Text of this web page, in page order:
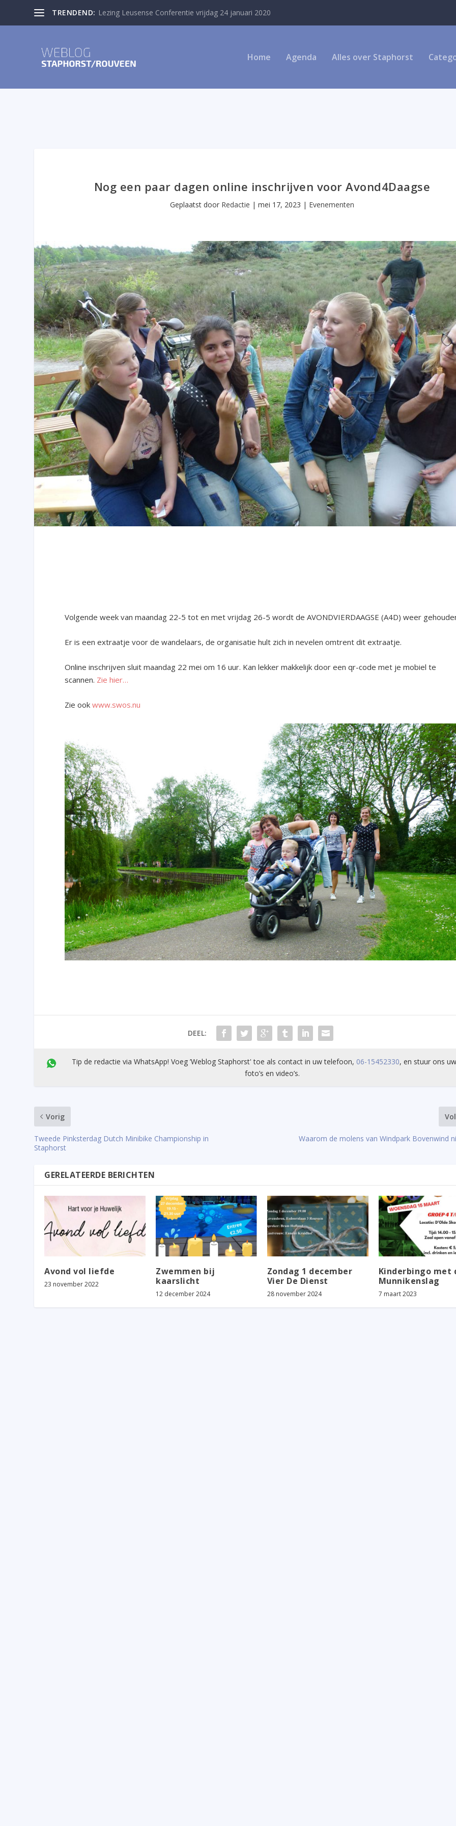
TRENDEND: Lezing Leusense Conferentie vrijdag 24 januari 2020
Home Agenda Alles over Staphorst
Nog een paar dagen online inschrijven voor Avond4Daagse
Geplaatst door Redactie | mei 17, 2023 | Evenementen
Volgende week van maandag 22-5 tot en met vrijdag 26-5 wordt de AVONDVIERDAAGSE (A4D) weer
Er is een extraatje voor de wandelaars, de organisatie hult zich in nevelen omtrent dit extraatje.
Online inschrijven sluit maandag 22 mei om 16 uur. Kan lekker makkelijk door een qr-code met je mobiel te
scannen. Zie hier…
Zie ookwww.swos.nu
DEEL:
Tip de redactie via WhatsApp! Voeg ’Weblog Staphorst' toe als contact in uw telefoon, 06-15452330, en stuur ons
foto’s en video’s.
Vorig
Tweede Pinksterdag Dutch Minibike Championship in
Staphorst
Waarom de molens van Windpark Bovenwind
GERELATEERDE BERICHTEN
Avond vol liefde
23 november 2022
Zwemmen bij
kaarslicht
12 december 2024
Zondag 1 december
Vier De Dienst
28 november 2024
Kinderbingo met
Munnikenslag
7 maart 2023